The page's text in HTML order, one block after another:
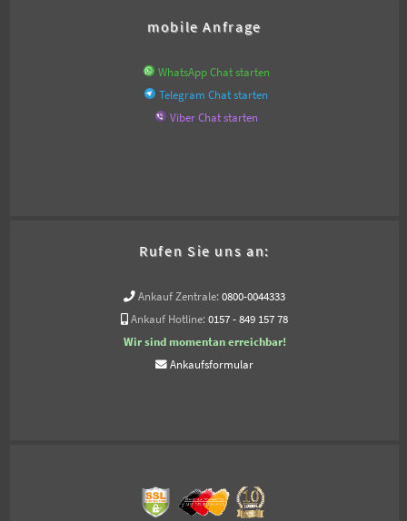
mobile Anfrage
WhatsApp Chat starten
Telegram Chat starten
Viber Chat starten
Rufen Sie uns an:
Ankauf Zentrale: 0800-0044333
Ankauf Hotline: 0157 - 849 157 78
Wir sind momentan erreichbar!
Ankaufsformular